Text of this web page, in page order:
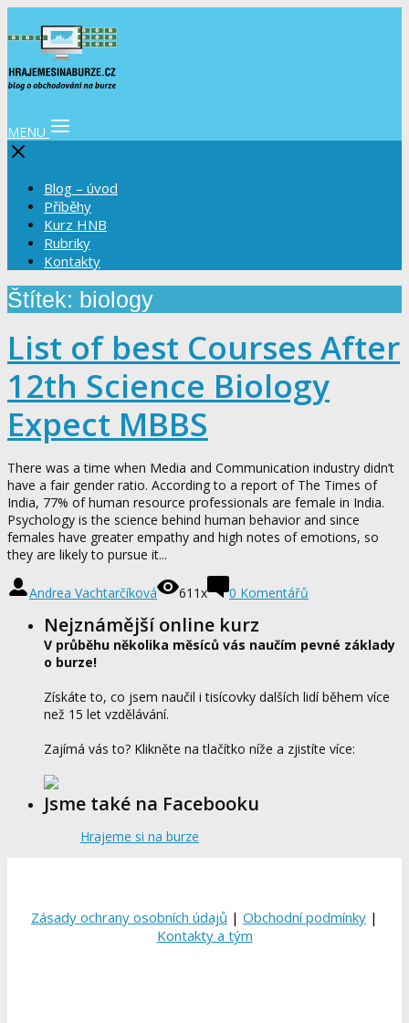
MENU
Blog – úvod
Příběhy
Kurz HNB
Rubriky
Kontakty
Štítek: biology
List of best Courses After
12th Science Biology
Expect MBBS
There was a time when Media and Communication industry didn’t
have a fair gender ratio. According to a report of The Times of
India, 77% of human resource professionals are female in India.
Psychology is the science behind human behavior and since
females have greater empathy and high notes of emotions, so
they are likely to pursue it...
Andrea Vachtarčíková 611x 0 Komentářů
Nejznámější online kurz
V průběhu několika měsíců vás naučím pevné základy
o burze!
Získáte to, co jsem naučil i tisícovky dalších lidí během více
než 15 let vzdělávání.
Zajímá vás to? Klikněte na tlačítko níže a zjistíte více:
Jsme také na Facebooku
Hrajeme si na burze
Zásady ochrany osobních údajů | Obchodní podmínky |
Kontakty a tým